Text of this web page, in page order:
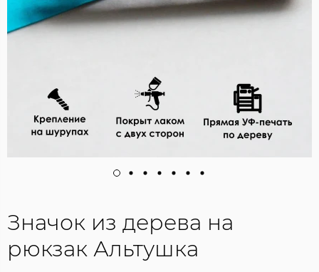
Значок из дерева на
рюкзак Альтушка